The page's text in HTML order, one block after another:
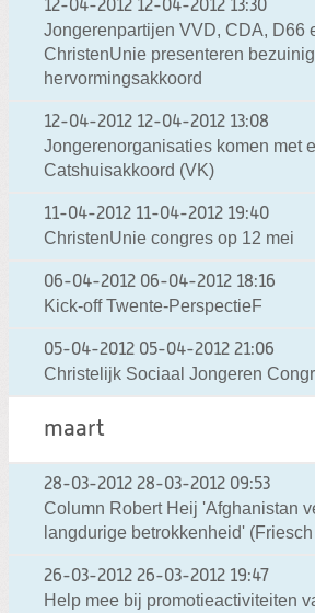
12-04-2012 12-04-2012 13:30
Jongerenpartijen VVD, CDA, D66
ChristenUnie presenteren
hervormingsakkoord
12-04-2012 12-04-2012 13:08
Jongerenorganisaties komen met
Catshuisakkoord (VK)
11-04-2012 11-04-2012 19:40
ChristenUnie congres op 12 mei
06-04-2012 06-04-2012 18:16
Kick-off Twente-PerspectieF
05-04-2012 05-04-2012 21:06
Christelijk Sociaal Jongeren
maart
28-03-2012 28-03-2012 09:53
Column Robert Heij 'Afghanistan
langdurige betrokkenheid'
26-03-2012 26-03-2012 19:47
Help mee bij promotieactiviteiten